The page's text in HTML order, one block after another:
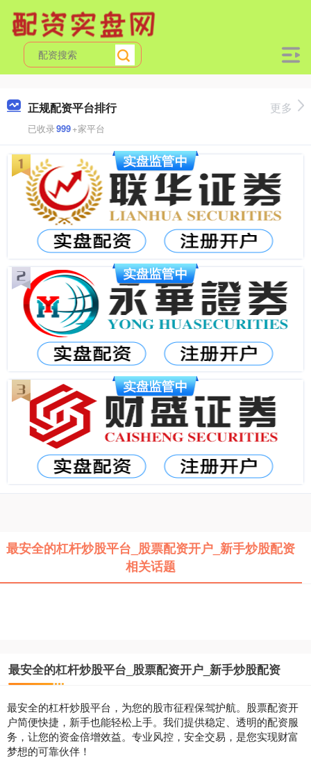
正规配资平台排行
已收录999+家平台
更多
最安全的杠杆炒股平台_股票配资开户_新手炒股配资
相关话题
最安全的杠杆炒股平台_股票配资开户_新手炒股配资
最安全的杠杆炒股平台，为您的股市征程保驾护航。股票配资开
户简便快捷，新手也能轻松上手。我们提供稳定、透明的配资服
务，让您的资金倍增效益。专业风控，安全交易，是您实现财富
梦想的可靠伙伴！